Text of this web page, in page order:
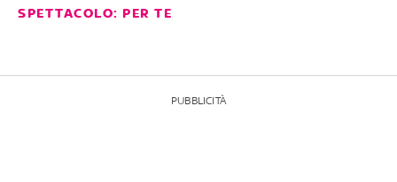
SPETTACOLO: PER TE
PUBBLICITÀ